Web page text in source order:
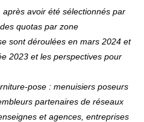
avoir été sélectionnés par
quotas par zone
sont déroulées en mars 2024 et
2023 et les perspectives pour
pose : menuisiers poseurs
partenaires de réseaux
et agences, entreprises